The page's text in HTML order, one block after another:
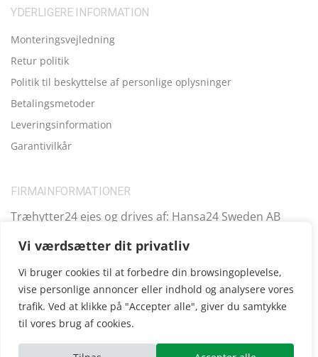
Vi værdsætter dit privatliv
Vi bruger cookies til at forbedre din browsingoplevelse,
vise personlige annoncer eller indhold og analysere vores
trafik. Ved at klikke på "Accepter alle", giver du samtykke
til vores brug af cookies.
YDERLIGERE INFORMATION
Monteringsvejledning
Retur politik
Politik til beskyttelse af personlige oplysninger
Betalingsmetoder
Leveringsinformation
Garantivilkår
FIRMAINFORMATIONER
Træhytter24 ejes og drives af: Hansa24 Sweden AB
Kungsbro Strand 29, 112 26 Stockholm, Sverige.
Copyright © 2025Træhytter24, vi opererer også i følgende
andre lande: SE|FI|